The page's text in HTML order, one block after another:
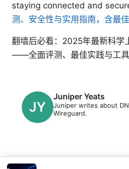
staying connected and
测、安全性与实用指南，含最
翻墙后必看：2025年最新科学
——全面评测、最佳实践与工
Juniper Yeats
Juniper writes about
Wireguard.